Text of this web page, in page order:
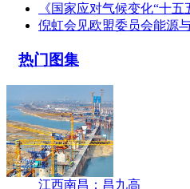
《国家应对气候变化“十
倪虹会见欧盟委员会能源
热门图集
江西南昌：昌九高